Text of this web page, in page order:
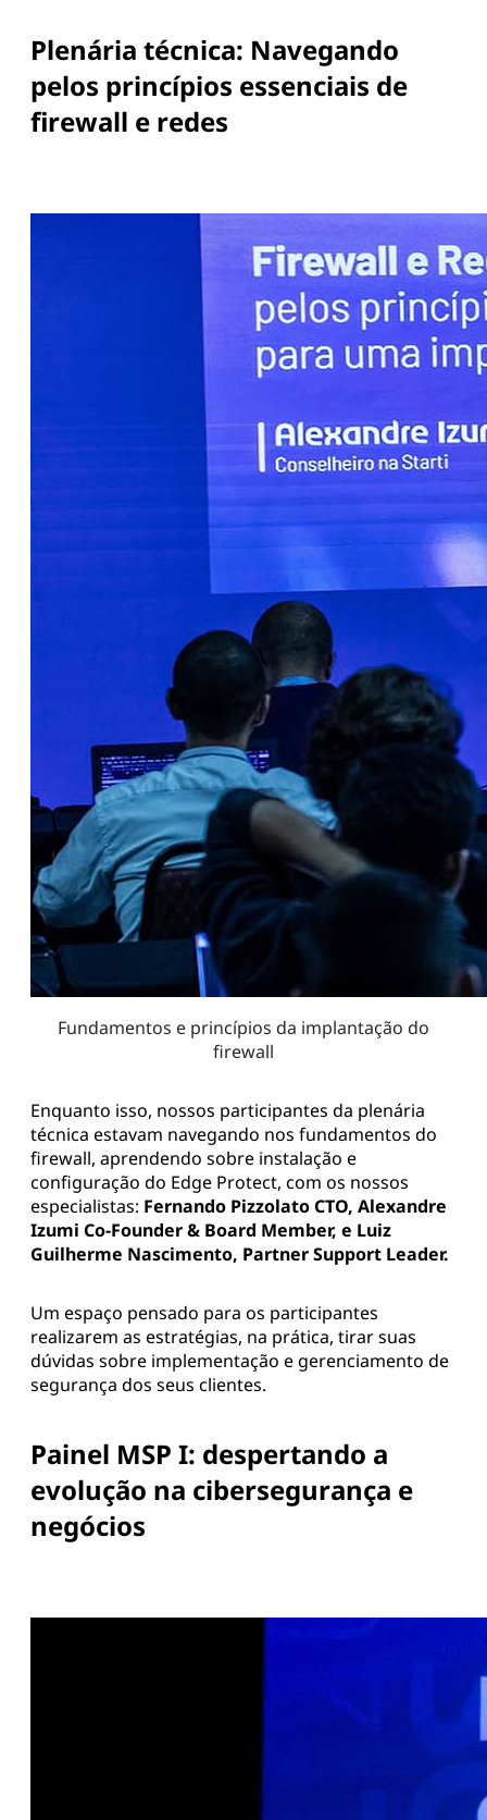
Plenária técnica: Navegando
pelos princípios essenciais de
firewall e redes
Fundamentos e princípios da implantação do
firewall
Enquanto isso, nossos participantes da plenária
técnica estavam navegando nos fundamentos do
firewall, aprendendo sobre instalação e
configuração do Edge Protect, com os nossos
especialistas: Fernando Pizzolato CTO, Alexandre
Izumi Co-Founder & Board Member, e Luiz
Guilherme Nascimento, Partner Support Leader.
Um espaço pensado para os participantes
realizarem as estratégias, na prática, tirar suas
dúvidas sobre implementação e gerenciamento de
segurança dos seus clientes.
Painel MSP I: despertando a
evolução na cibersegurança e
negócios